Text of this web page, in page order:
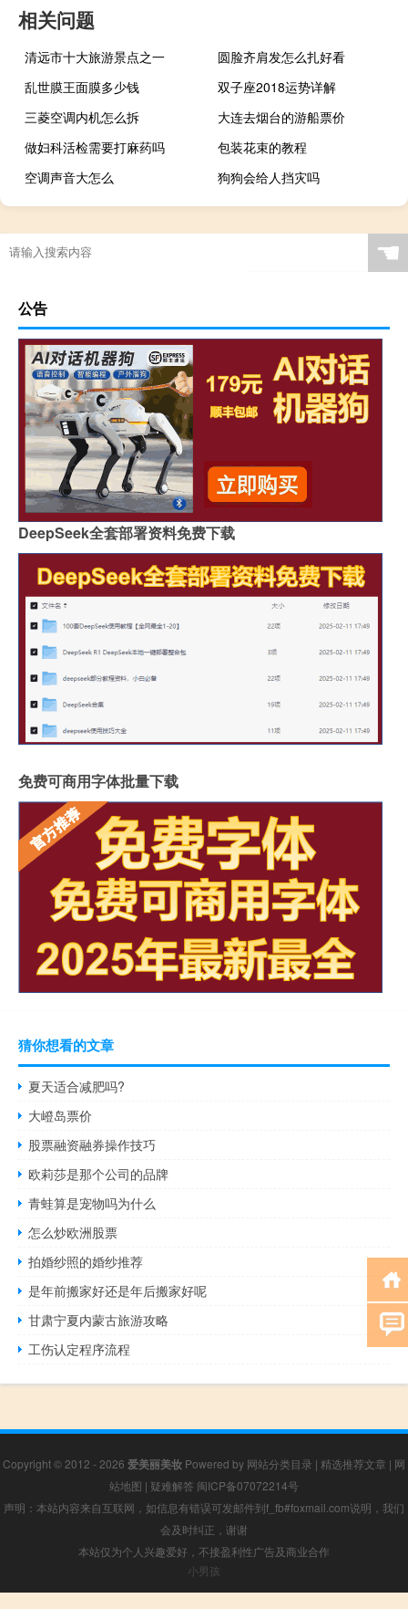
相关问题
清远市十大旅游景点之一
圆脸齐肩发怎么扎好看
乱世膜王面膜多少钱
双子座2018运势详解
三菱空调内机怎么拆
大连去烟台的游船票价
做妇科活检需要打麻药吗
包装花束的教程
空调声音大怎么
狗狗会给人挡灾吗
☚
公告
DeepSeek全套部署资料免费下载
免费可商用字体批量下载
猜你想看的文章
夏天适合减肥吗?
大嶝岛票价
股票融资融券操作技巧
欧莉莎是那个公司的品牌
青蛙算是宠物吗为什么
怎么炒欧洲股票
拍婚纱照的婚纱推荐
是年前搬家好还是年后搬家好呢
甘肃宁夏内蒙古旅游攻略
工伤认定程序流程
Copyright © 2012 - 2026 爱美丽美妆 Powered by 网站分类目录 | 精选推荐文章 | 网
站地图 | 疑难解答 闽ICP备07072214号
声明：本站内容来自互联网，如信息有错误可发邮件到f_fb#foxmail.com说明，我们
会及时纠正，谢谢
本站仅为个人兴趣爱好，不接盈利性广告及商业合作
小男孩